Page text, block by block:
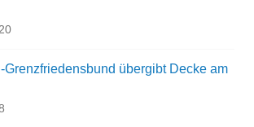
Grenzfriedensbund übergibt Decke am